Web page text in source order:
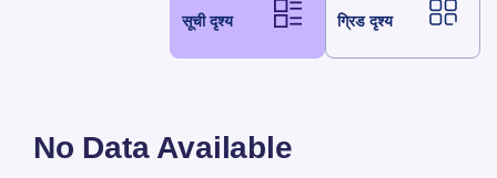
सूची दृश्य ग्रिड दृश्य
No Data Available